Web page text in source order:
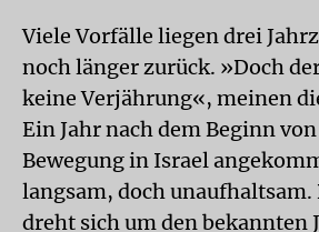
Viele Vorfälle liegen drei
noch länger zurück. »Doch
keine Verjährung«, meinen
Ein Jahr nach dem Beginn
Bewegung in Israel
langsam, doch unaufhaltsam.
dreht sich um den bekannten